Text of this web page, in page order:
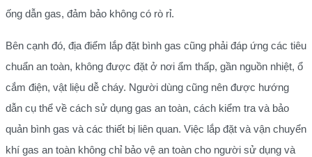
ống dẫn gas, đảm bảo không có rò rỉ.
Bên cạnh đó, địa điểm lắp đặt bình gas cũng phải đáp ứng các tiêu
chuẩn an toàn, không được đặt ở nơi ẩm thấp, gần nguồn nhiệt, ổ
cắm điện, vật liệu dễ cháy. Người dùng cũng nên được hướng
dẫn cụ thể về cách sử dụng gas an toàn, cách kiểm tra và bảo
quản bình gas và các thiết bị liên quan. Việc lắp đặt và vận chuyển
khí gas an toàn không chỉ bảo vệ an toàn cho người sử dụng và